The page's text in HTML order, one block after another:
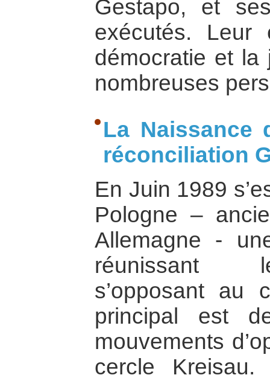
Gestapo, et
exécutés. Leur
démocratie et la
nombreuses
La Naissance
réconciliation
En Juin 1989
Pologne –
Allemagne -
réunissant
s’opposant au
principal est
mouvements
cercle